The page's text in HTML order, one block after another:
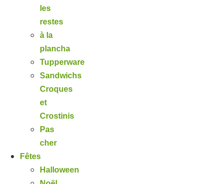
les
restes
à la
plancha
Tupperware
Sandwichs
Croques
et
Crostinis
Pas
cher
Fêtes
Halloween